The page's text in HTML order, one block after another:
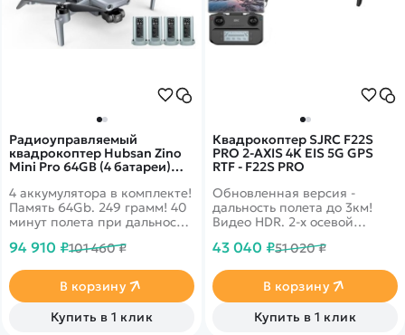
Радиоуправляемый
квадрокоптер Hubsan Zino
Mini Pro 64GB (4 батареи)
COMBO-4
4 аккумулятора в комплекте!
Память 64Gb. 249 грамм! 40
минут полета при дальности
препятствий по 3-м
видео и трансляция 1080p
на смартфон.
94 910 ₽101 460 ₽
В корзину
Купить в 1 клик
Квадрокоптер SJRC F22S
PRO 2-AXIS 4K EIS 5G GPS
RTF - F22S PRO
Обновленная версия -
дальность полета до 3км!
Видео HDR. 2-х осевой
сигналом, Ultra HD камера
полета более 27 минут, а
также управление жестами.
43 040 ₽51 020 ₽
В корзину
Купить в 1 клик